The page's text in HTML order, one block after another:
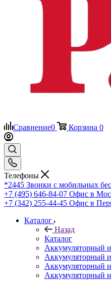
Сравнение0 Корзина 0
Телефоны
*2445 Звонки с мобильных
+7 (495) 646-84-07 Офис в
+7 (342) 255-44-45 Офис в
Каталог
Назад
Каталог
Аккумуляторный
Аккумуляторный
Аккумуляторный
Аккумуляторный